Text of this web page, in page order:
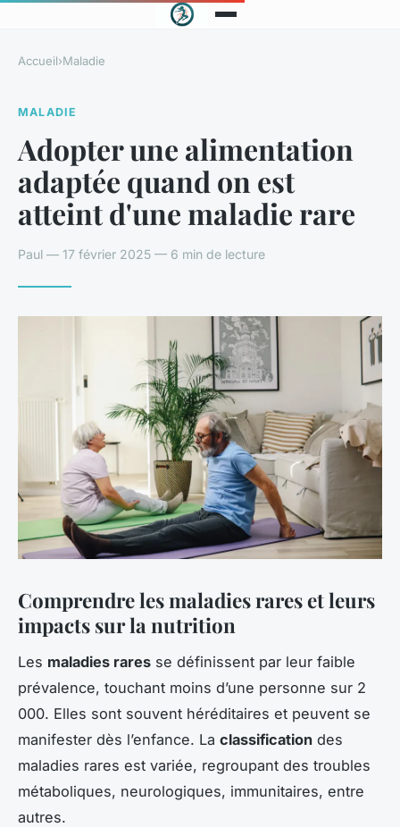
Accueil›Maladie
MALADIE
Adopter une alimentation
adaptée quand on est
atteint d'une maladie rare
Paul — 17 février 2025 — 6 min de lecture
Comprendre les maladies rares et leurs
impacts sur la nutrition
Les maladies rares se définissent par leur faible
prévalence, touchant moins d’une personne sur 2
000. Elles sont souvent héréditaires et peuvent se
manifester dès l’enfance. La classification des
maladies rares est variée, regroupant des troubles
métaboliques, neurologiques, immunitaires, entre
autres.